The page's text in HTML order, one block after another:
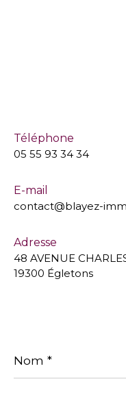
Téléphone
05 55 93 34 34
E-mail
contact@blayez-
Adresse
48 AVENUE
19300 Égletons
*